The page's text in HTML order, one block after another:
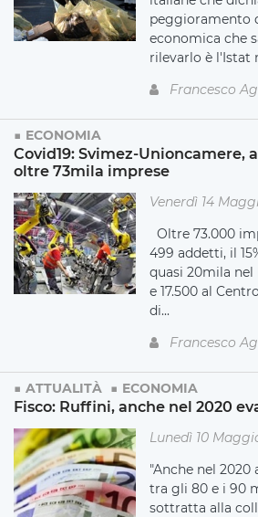
peggioramento
economica che
rilevarlo è l'Istat
Francesco
ECONOMIA
Covid19: Svimez-Unioncamere,
oltre 73mila imprese
Venerdì 14
Oltre 73.000
499 addetti, il
quasi 20mila nel
e 17.500 al
di...
Francesco
ATTUALITÀ ECONOMIA
Fisco: Ruffini, anche nel 2020
Lunedì 10
"Anche nel
tra gli 80 e i 90
sottratta alla